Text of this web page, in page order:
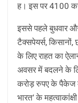
ह। इस पर 4100
इससे पहले बुधवार
टैक्सपेयर्स, किसानों,
के लिए राहत का
अवसर में बदलने के
करोड़ रुपए के पैकेज
भारत’ के